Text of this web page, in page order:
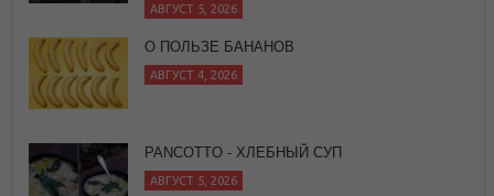
АВГУСТ 5, 2026
О ПОЛЬЗЕ БАНАНОВ
АВГУСТ 4, 2026
PANCOTTO - ХЛЕБНЫЙ СУП
АВГУСТ 5, 2026